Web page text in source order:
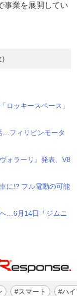
事業を展開してい
ロッキースペース」
…フィリピンモータ
ォラーリ』発表、V8
に!? フル電動の可能
…6月14日「ジムニ
#スマート #ハ